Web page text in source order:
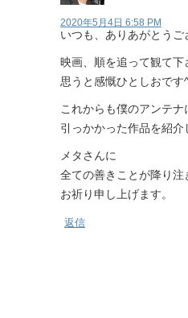
2020年5月4日 6:58 PM
いつも、ありあがとうご
映画、順を追って観て下
思うと感慨ひとしおです
これからも僕のアンテナ
引っかかった作品を紹介
メタさんに
全ての善きことが降り注
お祈り申し上げます。
返信